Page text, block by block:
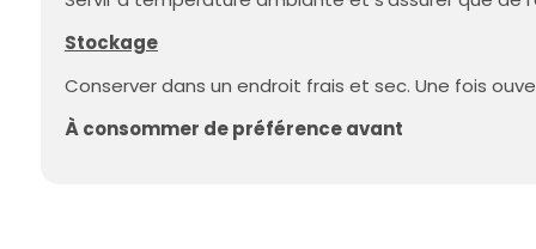
Stockage
Conserver dans un endroit frais et sec. Une fois
À consommer de préférence avant